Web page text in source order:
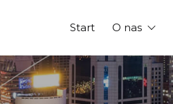
Start O nas